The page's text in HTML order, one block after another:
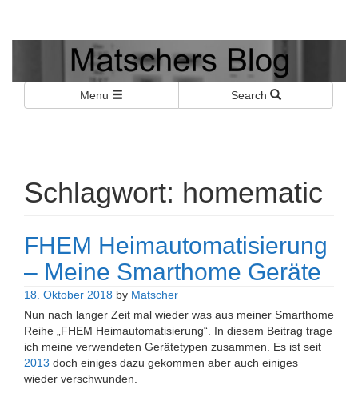
Matschers Blog
Menu Search
Schlagwort: homematic
FHEM Heimautomatisierung
– Meine Smarthome Geräte
18. Oktober 2018 by Matscher
Nun nach langer Zeit mal wieder was aus meiner Smarthome
Reihe „FHEM Heimautomatisierung“. In diesem Beitrag trage
ich meine verwendeten Gerätetypen zusammen. Es ist seit
2013 doch einiges dazu gekommen aber auch einiges
wieder verschwunden.